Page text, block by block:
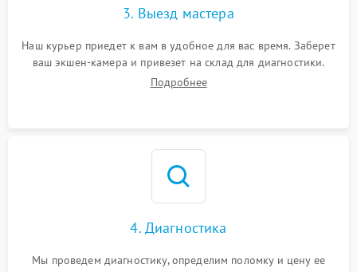
3. Выезд мастера
Наш курьер приедет к вам в удобное для вас время. Заберет
ваш экшен-камера и привезет на склад для диагностики.
Подробнее
4. Диагностика
Мы проведем диагностику, определим поломку и цену ее